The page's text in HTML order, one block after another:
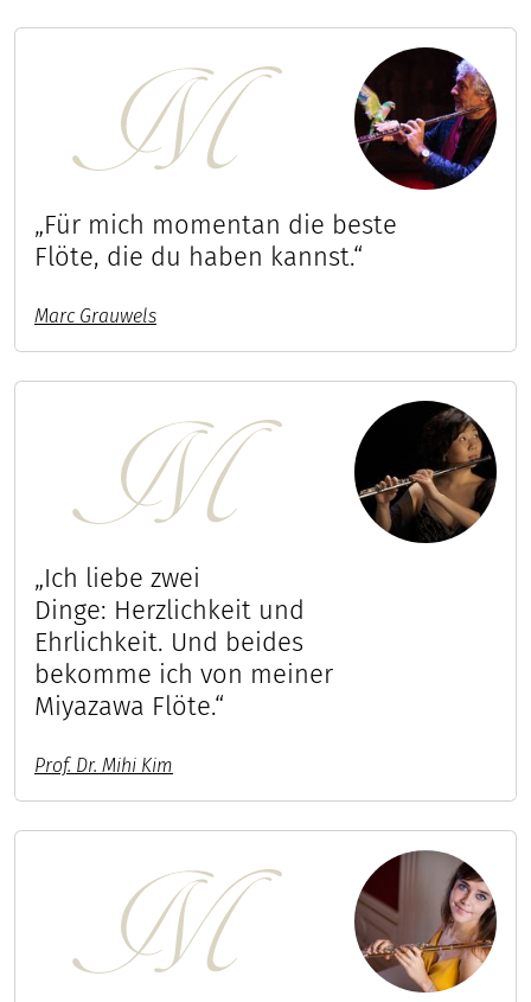
„Für mich momentan die beste
Flöte, die du haben kannst.“
Marc Grauwels
„Ich liebe zwei
Dinge: Herzlichkeit und
Ehrlichkeit. Und beides
bekomme ich von meiner
Miyazawa Flöte.“
Prof. Dr. Mihi Kim